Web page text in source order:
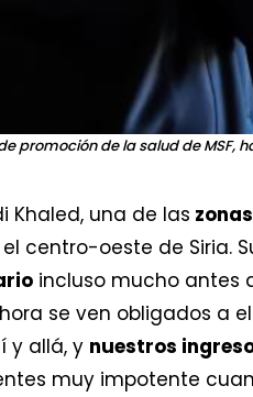
promoción de la salud de
Khaled, una de las
centro-oeste de Siria.
incluso mucho antes
se ven obligados a
y allá, y nuestros
muy impotente